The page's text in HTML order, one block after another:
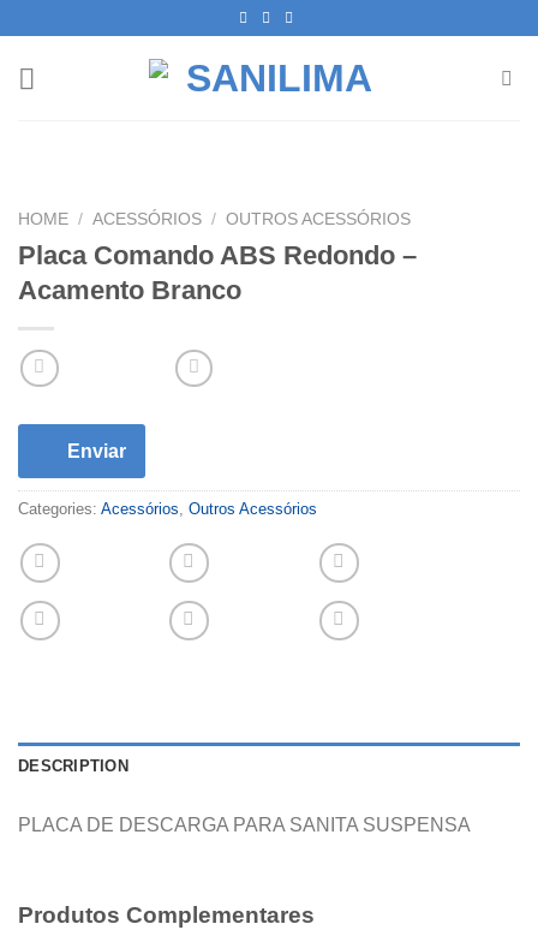
content
HOME / ACESSÓRIOS / OUTROS ACESSÓRIOS
Placa Comando ABS Redondo –
Acamento Branco
Enviar
Categories: Acessórios, Outros Acessórios
DESCRIPTION
PLACA DE DESCARGA PARA SANITA SUSPENSA
Produtos Complementares